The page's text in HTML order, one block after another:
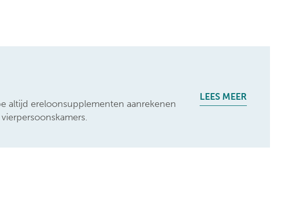
altijd ereloonsupplementen aanrekenen
LEES MEER